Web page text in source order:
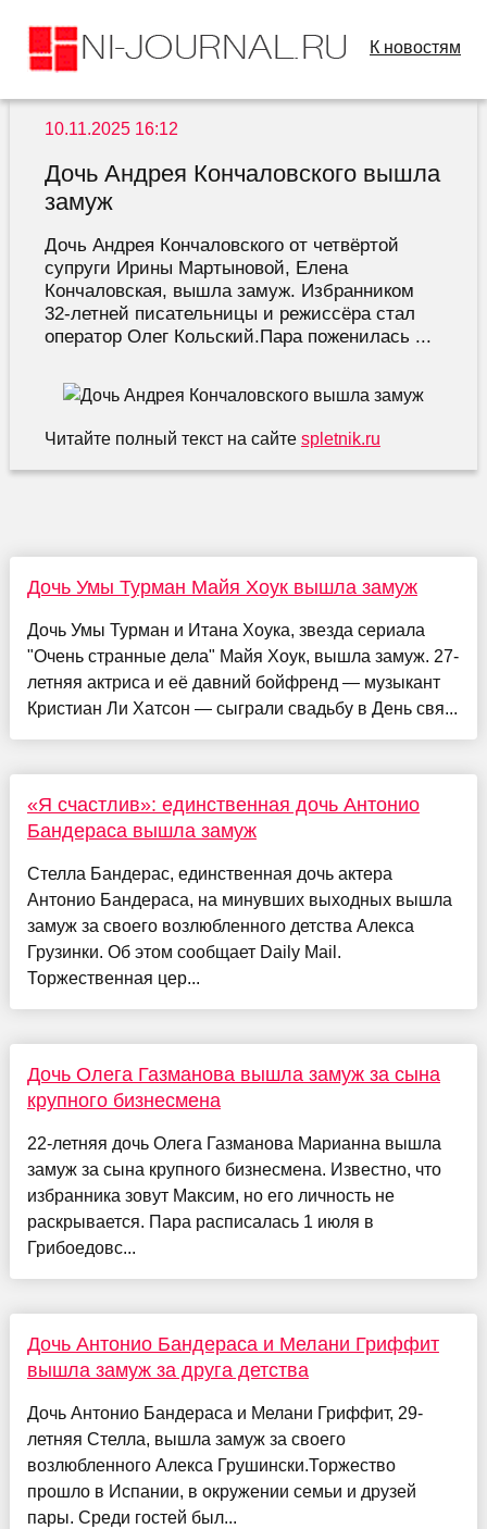
К новостям
10.11.2025 16:12
Дочь Андрея Кончаловского вышла
замуж
Дочь Андрея Кончаловского от четвёртой
супруги Ирины Мартыновой, Елена
Кончаловская, вышла замуж. Избранником
32-летней писательницы и режиссёра стал
оператор Олег Кольский.Пара поженилась ...
Читайте полный текст на сайте spletnik.ru
Дочь Умы Турман Майя Хоук вышла замуж
Дочь Умы Турман и Итана Хоука, звезда сериала
"Очень странные дела" Майя Хоук, вышла замуж. 27-
летняя актриса и её давний бойфренд — музыкант
Кристиан Ли Хатсон — сыграли свадьбу в День свя...
«Я счастлив»: единственная дочь Антонио
Бандераса вышла замуж
Стелла Бандерас, единственная дочь актера
Антонио Бандераса, на минувших выходных вышла
замуж за своего возлюбленного детства Алекса
Грузинки. Об этом сообщает Daily Mail.
Торжественная цер...
Дочь Олега Газманова вышла замуж за сына
крупного бизнесмена
22-летняя дочь Олега Газманова Марианна вышла
замуж за сына крупного бизнесмена. Известно, что
избранника зовут Максим, но его личность не
раскрывается. Пара расписалась 1 июля в
Грибоедовс...
Дочь Антонио Бандераса и Мелани Гриффит
вышла замуж за друга детства
Дочь Антонио Бандераса и Мелани Гриффит, 29-
летняя Стелла, вышла замуж за своего
возлюбленного Алекса Грушински.Торжество
прошло в Испании, в окружении семьи и друзей
пары. Среди гостей был...